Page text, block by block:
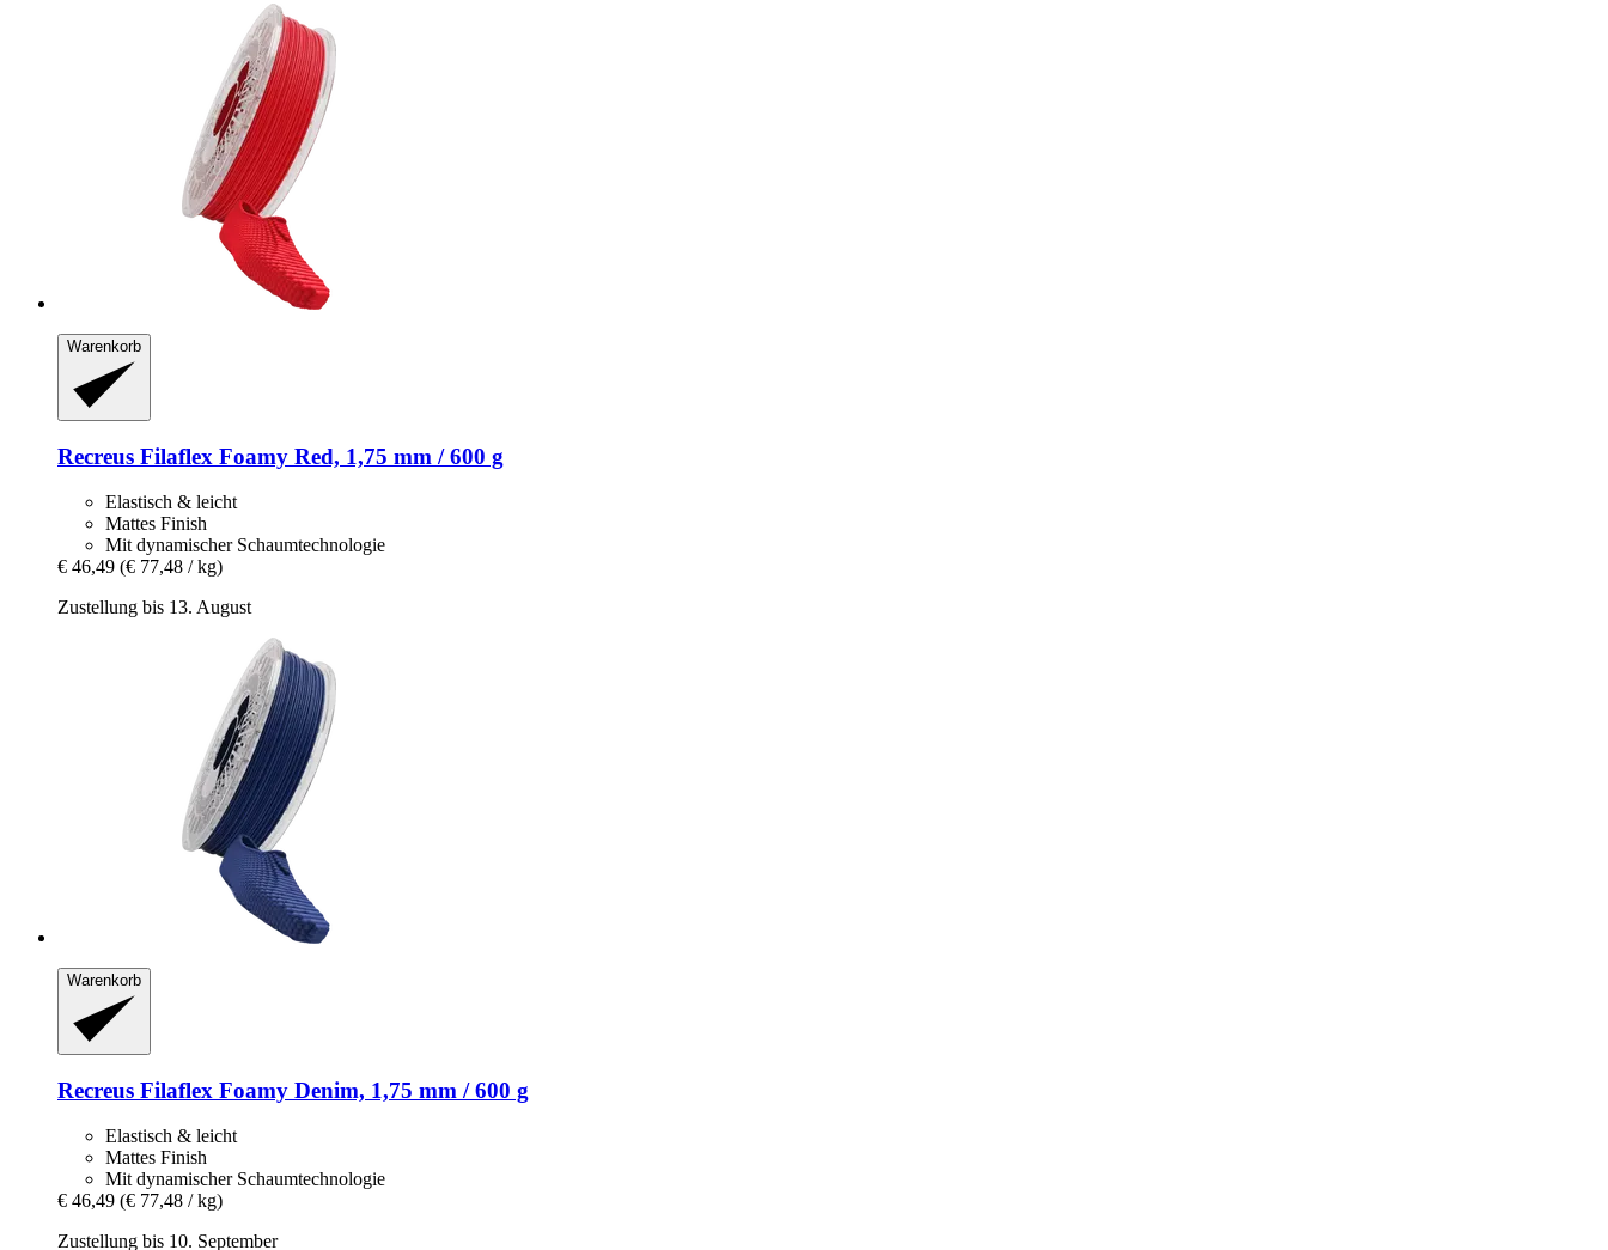
Warenkorb
Recreus Filaflex Foamy Red, 1,75 mm / 600 g
Elastisch & leicht
Mattes Finish
Mit dynamischer Schaumtechnologie
€ 46,49 (€ 77,48 / kg)
Zustellung bis 13. August
Warenkorb
Recreus Filaflex Foamy Denim, 1,75 mm / 600 g
Elastisch & leicht
Mattes Finish
Mit dynamischer Schaumtechnologie
€ 46,49 (€ 77,48 / kg)
Zustellung bis 10. September